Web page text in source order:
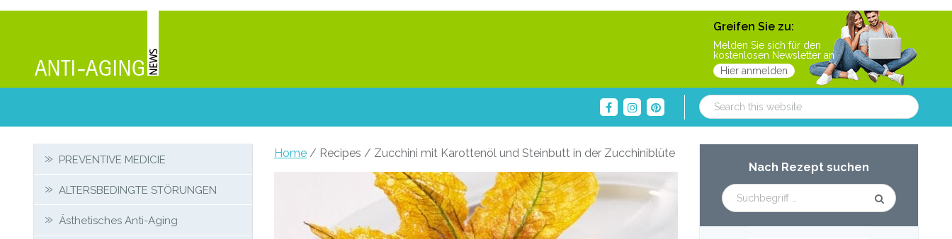
Greifen Sie zu:
Melden Sie sich für den
kostenlosen Newsletter an
Hier anmelden
Search
this
website
Home / Recipes / Zucchini mit Karottenöl und Steinbutt in der Zucchiniblüte
Primary
Sidebar
Nach Rezept suchen
Secondary
Sidebar
PREVENTIVE MEDICIE
ALTERSBEDINGTE STÖRUNGEN
Ästhetisches Anti-Aging